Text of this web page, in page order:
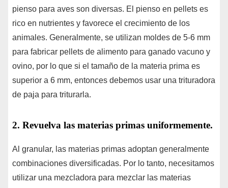
pienso para aves son diversas. El pienso en pellets es
rico en nutrientes y favorece el crecimiento de los
animales. Generalmente, se utilizan moldes de 5-6 mm
para fabricar pellets de alimento para ganado vacuno y
ovino, por lo que si el tamaño de la materia prima es
superior a 6 mm, entonces debemos usar una trituradora
de paja para triturarla.
2. Revuelva las materias primas uniformemente.
Al granular, las materias primas adoptan generalmente
combinaciones diversificadas. Por lo tanto, necesitamos
utilizar una mezcladora para mezclar las materias